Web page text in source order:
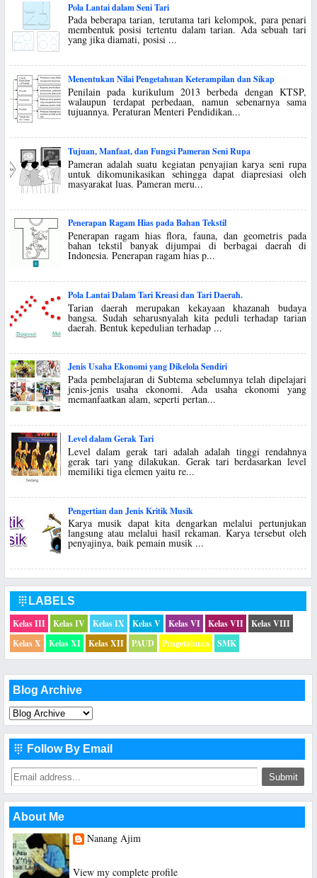
Pola Lantai dalam Seni Tari
Pada beberapa tarian, terutama tari kelompok, para penari
membentuk posisi tertentu dalam tarian. Ada sebuah tari
yang jika diamati, posisi ...
Menentukan Nilai Pengetahuan Keterampilan dan Sikap
Penilain pada kurikulum 2013 berbeda dengan KTSP,
walaupun terdapat perbedaan, namun sebenarnya sama
tujuannya. Peraturan Menteri Pendidikan...
Tujuan, Manfaat, dan Fungsi Pameran Seni Rupa
Pameran adalah suatu kegiatan penyajian karya seni rupa
untuk dikomunikasikan sehingga dapat diapresiasi oleh
masyarakat luas. Pameran meru...
Penerapan Ragam Hias pada Bahan Tekstil
Penerapan ragam hias flora, fauna, dan geometris pada
bahan tekstil banyak dijumpai di berbagai daerah di
Indonesia. Penerapan ragam hias p...
Pola Lantai Dalam Tari Kreasi dan Tari Daerah.
Tarian daerah merupakan kekayaan khazanah budaya
bangsa. Sudah seharusnyalah kita peduli terhadap tarian
daerah. Bentuk kepedulian terhadap ...
Jenis Usaha Ekonomi yang Dikelola Sendiri
Pada pembelajaran di Subtema sebelumnya telah dipelajari
jenis-jenis usaha ekonomi. Ada usaha ekonomi yang
memanfaatkan alam, seperti pertan...
Level dalam Gerak Tari
Level dalam gerak tari adalah adalah tinggi rendahnya
gerak tari yang dilakukan. Gerak tari berdasarkan level
memiliki tiga elemen yaitu re...
Pengertian dan Jenis Kritik Musik
Karya musik dapat kita dengarkan melalui pertunjukan
langsung atau melalui hasil rekaman. Karya tersebut oleh
penyajinya, baik pemain musik ...
 LABELS
Kelas III
Kelas IV Kelas IX Kelas V Kelas VI Kelas VII
Kelas VIII
Kelas X
Kelas XI Kelas XII PAUD Pengetahuan SMK
Blog Archive
 Follow By Email
About Me
Nanang Ajim
View my complete profile